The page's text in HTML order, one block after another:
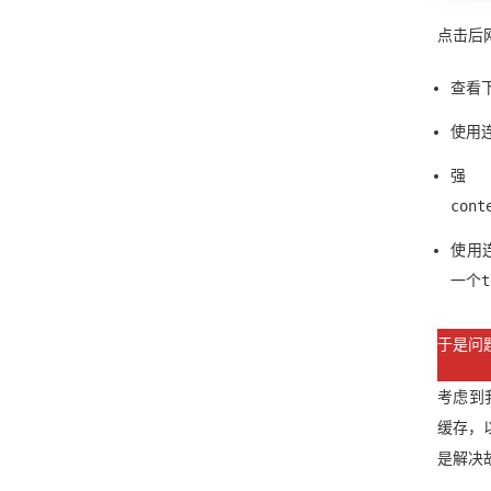
点击后
查看
使用
强
使用
一个
于是
考虑到
缓存，
是解决